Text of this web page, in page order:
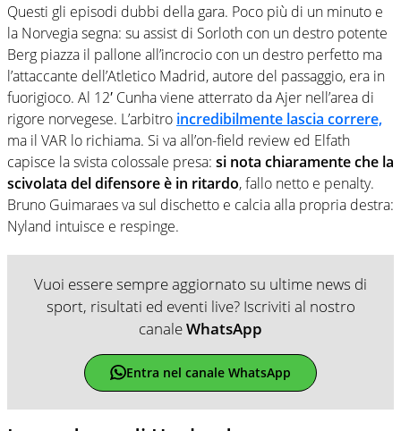
Questi gli episodi dubbi della gara. Poco più di un minuto e
la Norvegia segna: su assist di Sorloth con un destro potente
Berg piazza il pallone all’incrocio con un destro perfetto ma
l’attaccante dell’Atletico Madrid, autore del passaggio, era in
fuorigioco. Al 12′ Cunha viene atterrato da Ajer nell’area di
rigore norvegese. L’arbitro incredibilmente lascia correre,
ma il VAR lo richiama. Si va all’on-field review ed Elfath
capisce la svista colossale presa: si nota chiaramente che la
scivolata del difensore è in ritardo, fallo netto e penalty.
Bruno Guimaraes va sul dischetto e calcia alla propria destra:
Nyland intuisce e respinge.
Vuoi essere sempre aggiornato su ultime news di
sport, risultati ed eventi live? Iscriviti al nostro
canaleWhatsApp
Entra nel canale WhatsApp